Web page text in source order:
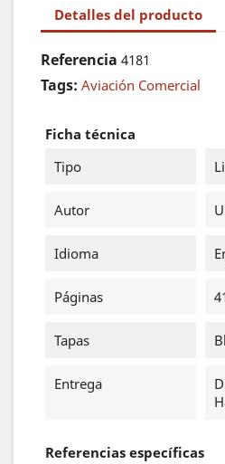
Detalles del producto
Referencia 4181
Tags: Aviación Comercial
Ficha técnica
Tipo
Autor
Idioma
Páginas
Tapas
Entrega
Referencias específicas